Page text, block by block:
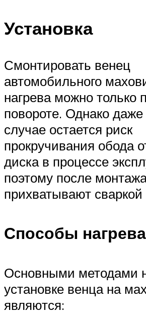
Установка
Смонтировать венец
автомобильного
нагрева можно только
повороте. Однако даже
случае остается риск
прокручивания обода
диска в процессе
поэтому после
прихватывают сваркой
Способы
Основными методами
установке венца на
являются: